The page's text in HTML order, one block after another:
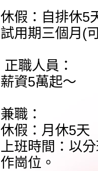
休假：自排休5
試用期三個月(
正職人員：
薪資5萬起～
兼職：
休假：月休5天
上班時間：以
作崗位。